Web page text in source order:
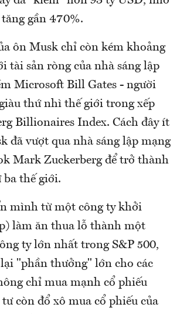
gần 470%.
ôn Musk chỉ còn kém khoảng
tài sản ròng của nhà sáng lập
Microsoft Bill Gates - người
thứ nhì thế giới trong xếp
Billionaires Index. Cách đây ít
đã vượt qua nhà sáng lập mạng
Mark Zuckerberg để trở thành
ba thế giới.
mình từ một công ty khởi
làm ăn thua lỗ thành một
ty lớn nhất trong S&P 500,
"phần thưởng" lớn cho các
chỉ mua mạnh cổ phiếu
tư còn đổ xô mua cổ phiếu của